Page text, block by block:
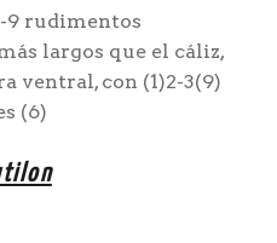
9 rudimentos
largos que el cáliz,
ventral, con (1)2-3(9)
(6)